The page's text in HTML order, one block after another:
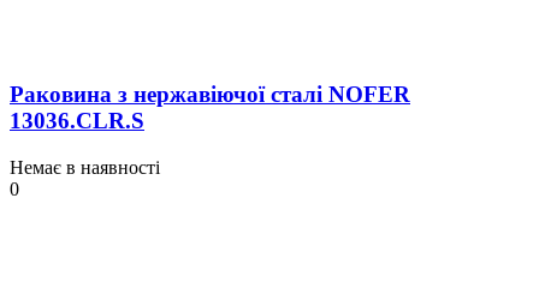
Раковина з нержавіючої сталі NOFER
13036.СLR.S
Немає в наявності
0